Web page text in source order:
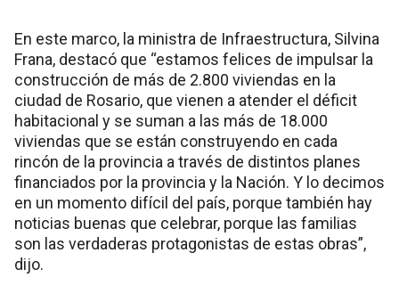
En este marco, la ministra de Infraestructura, Silvina
Frana, destacó que “estamos felices de impulsar la
construcción de más de 2.800 viviendas en la
ciudad de Rosario, que vienen a atender el déficit
habitacional y se suman a las más de 18.000
viviendas que se están construyendo en cada
rincón de la provincia a través de distintos planes
financiados por la provincia y la Nación. Y lo decimos
en un momento difícil del país, porque también hay
noticias buenas que celebrar, porque las familias
son las verdaderas protagonistas de estas obras”,
dijo.